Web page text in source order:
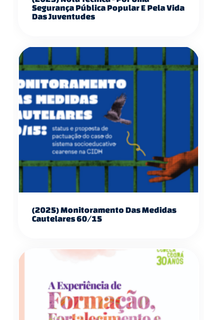
Segurança Pública Popular E Pela Vida
Das Juventudes
(2025) Monitoramento Das Medidas
Cautelares 60/15